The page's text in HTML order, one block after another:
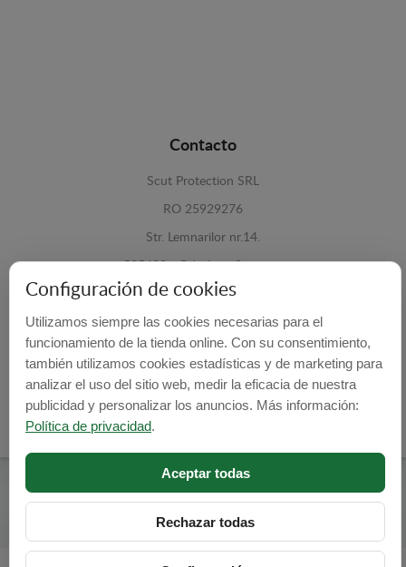
Contacto
Scut Protection SRL
RO 25929276
Str. Lemnarilor nr.14.
535600 - Odorheiu Secuiesc
Harghita, Romania
E-mail: info@cubrecarter.com
Site: www.cubrecarter.com
Cubre Carter -© 2026
Configuración de cookies
Utilizamos siempre las cookies necesarias para el
funcionamiento de la tienda online. Con su consentimiento,
también utilizamos cookies estadísticas y de marketing para
analizar el uso del sitio web, medir la eficacia de nuestra
publicidad y personalizar los anuncios. Más información:
Política de privacidad.
Aceptar todas
Rechazar todas